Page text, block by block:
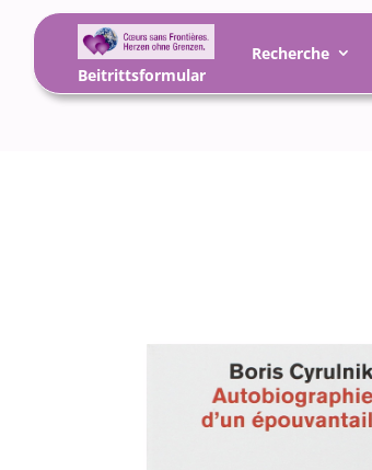
Recherche
Beitrittsformular